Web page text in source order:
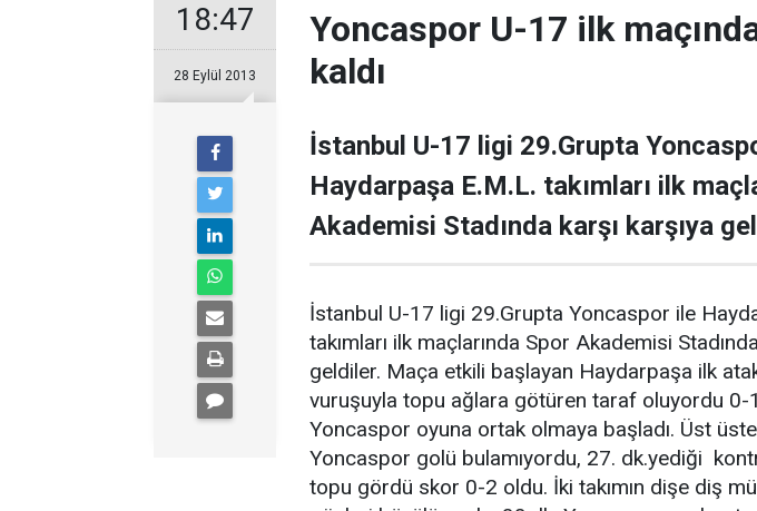
18:47
28 Eylül 2013
Yoncaspor U-17 ilk
kaldı
İstanbul U-17 ligi 29.Grupta
Haydarpaşa E.M.L. takımları ilk
Akademisi Stadında karşı karşıya
İstanbul U-17 ligi 29.Grupta Yoncaspor ile
takımları ilk maçlarında Spor Akademisi
geldiler. Maça etkili başlayan Haydarpaşa ilk
vuruşuyla topu ağlara götüren taraf oluyordu 0-
Yoncaspor oyuna ortak olmaya başladı. Üst
Yoncaspor golü bulamıyordu, 27. dk.yediği
topu gördü skor 0-2 oldu. İki takımın dişe diş